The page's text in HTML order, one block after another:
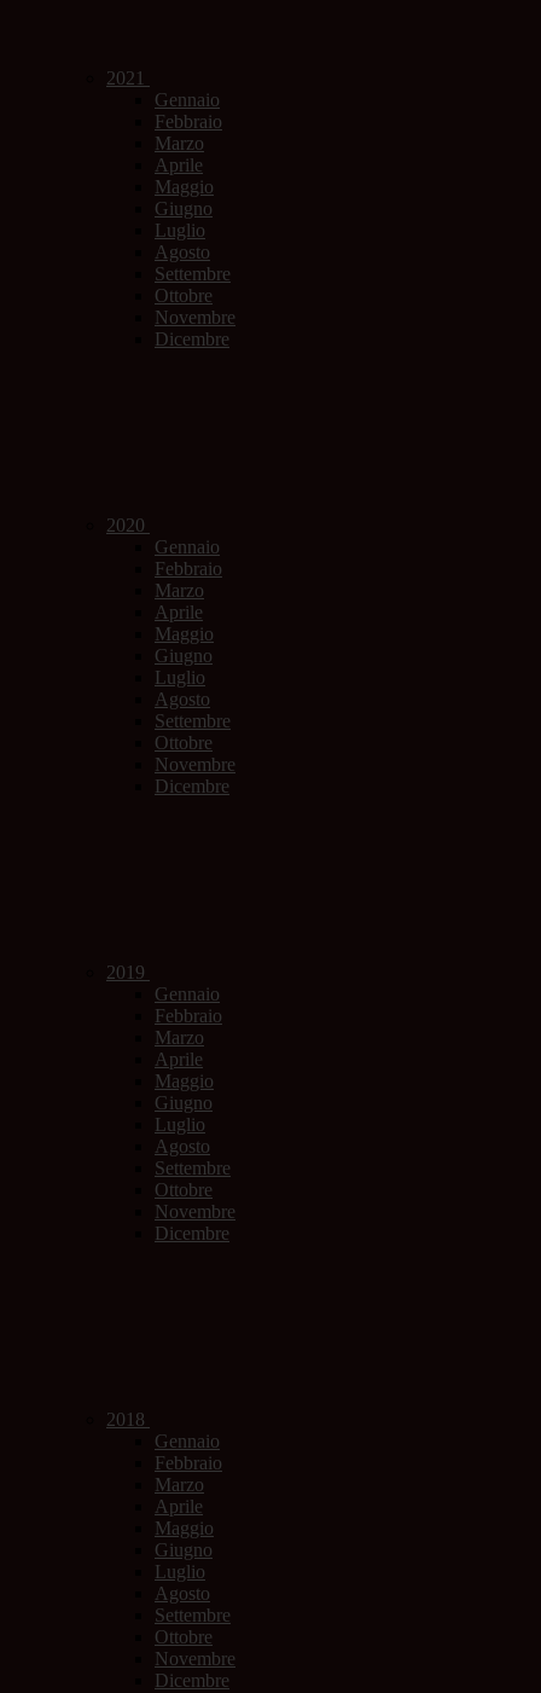
2021
Gennaio
Febbraio
Marzo
Aprile
Maggio
Giugno
Luglio
Agosto
Settembre
Ottobre
Novembre
Dicembre
2020
Gennaio
Febbraio
Marzo
Aprile
Maggio
Giugno
Luglio
Agosto
Settembre
Ottobre
Novembre
Dicembre
2019
Gennaio
Febbraio
Marzo
Aprile
Maggio
Giugno
Luglio
Agosto
Settembre
Ottobre
Novembre
Dicembre
2018
Gennaio
Febbraio
Marzo
Aprile
Maggio
Giugno
Luglio
Agosto
Settembre
Ottobre
Novembre
Dicembre